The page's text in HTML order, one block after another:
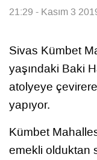
21:29 - Kasım 3
Sivas Kümbet
yaşındaki Baki
atolyeye
yapıyor.
Kümbet
emekli olduktan